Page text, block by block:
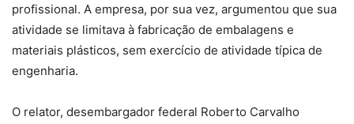
profissional. A empresa, por sua vez, argumentou que sua
atividade se limitava à fabricação de embalagens e
materiais plásticos, sem exercício de atividade típica de
engenharia.
O relator, desembargador federal Roberto Carvalho